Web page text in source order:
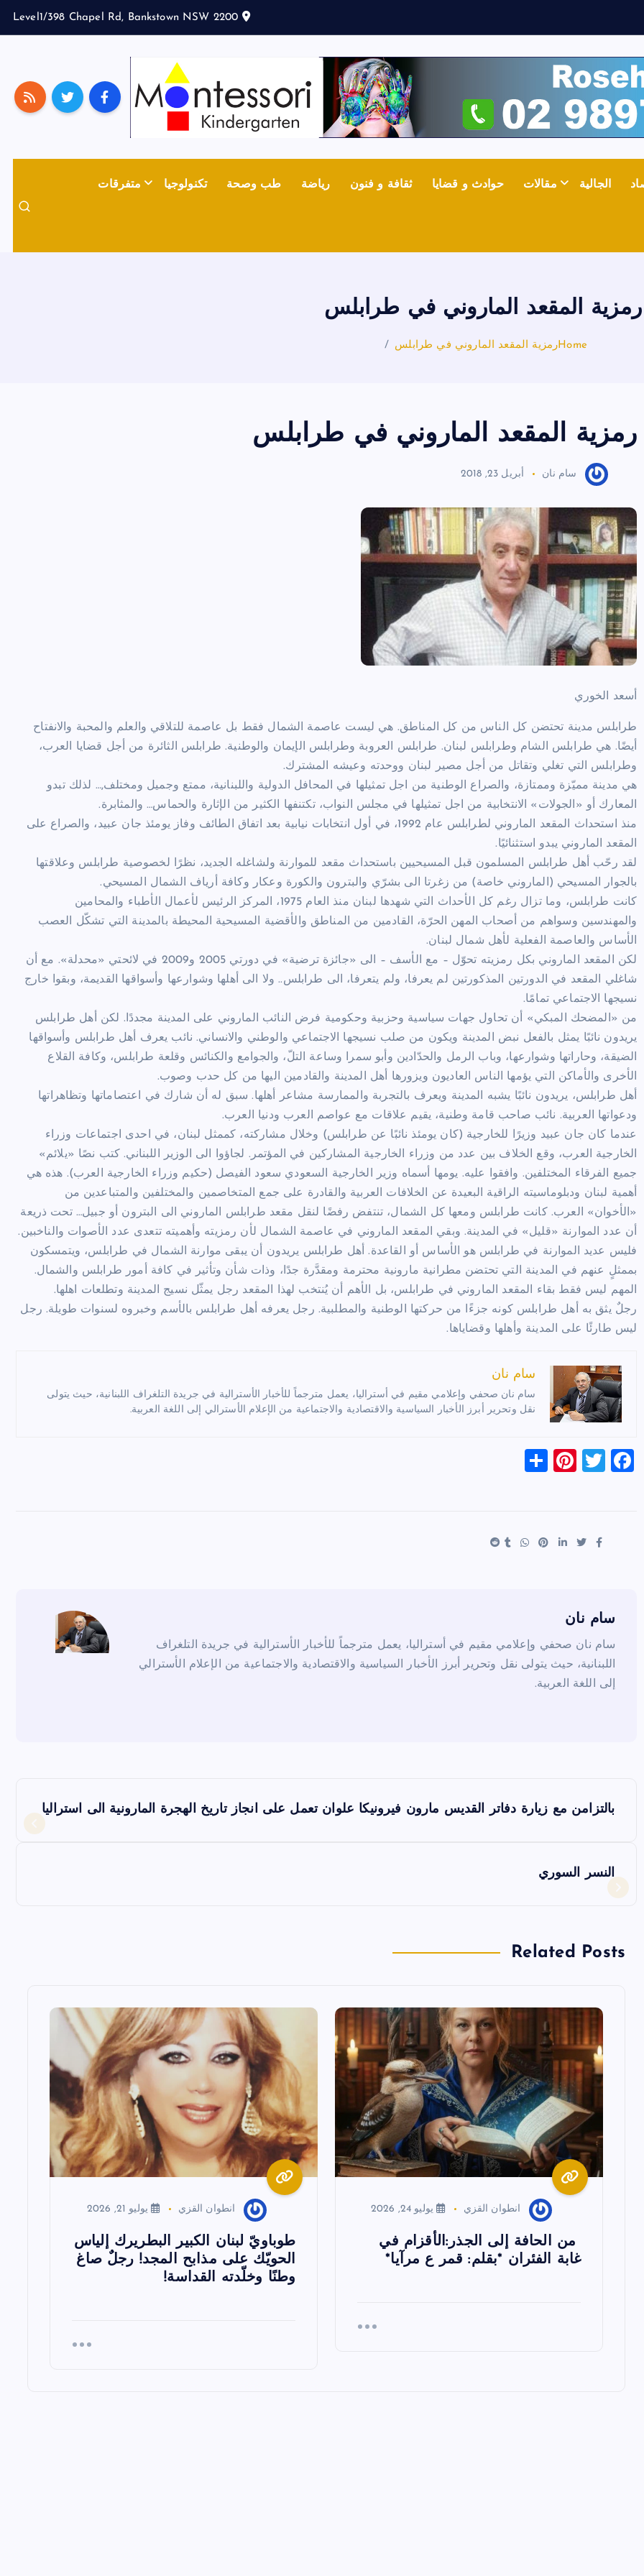
Level1/398 Chapel Rd, Bankstown NSW 2200
الجالية مقالات حوادث و قضايا ثقافة و فنون رياضة طب وصحة تكنولوجيا متفرقات
رمزية المقعد الماروني في طرابلس
Homeرمزية المقعد الماروني في طرابلس
رمزية المقعد الماروني في طرابلس
سام نان أبريل 23, 2018
أسعد الخوري
طرابلس مدينة تحتضن كل الناس من كل المناطق. هي ليست عاصمة الشمال فقط بل عاصمة للتلاقي والعلم والمحبة والانفتاح
أيضًا. هي طرابلس الشام وطرابلس لبنان. طرابلس العروبة وطرابلس الإيمان والوطنية. طرابلس الثائرة من أجل قضايا العرب،
وطرابلس التي تغلي وتقاتل من أجل مصير لبنان ووحدته وعيشه المشترك.
هي مدينة مميّزة وممتازة، والصراع الوطنية من اجل تمثيلها في المحافل الدولية واللبنانية، ممتع وجميل ومختلف,… لذلك تبدو
المعارك أو «الجولات» الانتخابية من اجل تمثيلها في مجلس النواب، تكتنفها الكثير من الإثارة والحماس… والمثابرة.
منذ استحداث المقعد الماروني لطرابلس عام 1992، في أول انتخابات نيابية بعد اتفاق الطائف وفاز يومئذ جان عبيد، والصراع على
المقعد الماروني يبدو استثنائيًا.
لقد رحّب أهل طرابلس المسلمون قبل المسيحيين باستحداث مقعد للموارنة ولشاغله الجديد، نظرًا لخصوصية طرابلس وعلاقتها
بالجوار المسيحي (الماروني خاصة) من زغرتا الى بشرّي والبترون والكورة وعكار وكافة أرياف الشمال المسيحي.
كانت طرابلس، وما تزال رغم كل الأحداث التي شهدها لبنان منذ العام 1975، المركز الرئيس لأعمال الأطباء والمحامين
والمهندسين وسواهم من أصحاب المهن الحرّة، القادمين من المناطق والأقضية المسيحية المحيطة بالمدينة التي تشكّل العصب
الأساس والعاصمة الفعلية لأهل شمال لبنان.
لكن المقعد الماروني بكل رمزيته تحوّل – مع الأسف – الى «جائزة ترضية» في دورتي 2005 و2009 في لائحتي «محدلة». مع أن
شاغلي المقعد في الدورتين المذكورتين لم يعرفا، ولم يتعرفا، الى طرابلس.. ولا الى أهلها وشوارعها وأسواقها القديمة، وبقوا خارج
نسيجها الاجتماعي تمامًا.
من «المضحك المبكي» أن تحاول جهات سياسية وحزبية وحكومية فرض النائب الماروني على المدينة مجددًا. لكن أهل طرابلس
يريدون نائبًا يمثل بالفعل نبض المدينة ويكون من صلب نسيجها الاجتماعي والوطني والانساني. نائب يعرف أهل طرابلس وأسواقها
الضيقة، وحاراتها وشوارعها، وباب الرمل والحدّادين وأبو سمرا وساعة التلّ، والجوامع والكنائس وقلعة طرابلس، وكافة القلاع
الأخرى والأماكن التي يؤمها الناس العاديون ويزورها أهل المدينة والقادمين اليها من كل حدب وصوب.
أهل طرابلس، يريدون نائبًا يشبه المدينة ويعرف بالتجربة والممارسة مشاعر أهلها. سبق له أن شارك في اعتصاماتها وتظاهراتها
ودعواتها العربية. نائب صاحب قامة وطنية، يقيم علاقات مع عواصم العرب ودنيا العرب.
عندما كان جان عبيد وزيرًا للخارجية (كان يومئذ نائبًا عن طرابلس) وخلال مشاركته، كممثل لبنان، في احدى اجتماعات وزراء
الخارجية العرب، وقع الخلاف بين عدد من وزراء الخارجية المشاركين في المؤتمر. لجاؤوا الى الوزير اللبناني. كتب نصًا «يلائم»
جميع الفرقاء المختلفين. وافقوا عليه. يومها أسماه وزير الخارجية السعودي سعود الفيصل (حكيم وزراء الخارجية العرب). هذه هي
أهمية لبنان ودبلوماسيته الراقية البعيدة عن الخلافات العربية والقادرة على جمع المتخاصمين والمختلفين والمتباعدين من
«الأخوان» العرب. كانت طرابلس ومعها كل الشمال، تنتفض رفضًا لنقل مقعد طرابلس الماروني الى البترون أو جبيل… تحت ذريعة
أن عدد الموارنة «قليل» في المدينة. وبقي المقعد الماروني في عاصمة الشمال لأن رمزيته وأهميته تتعدى عدد الأصوات والناخبين.
فليس عديد الموارنة في طرابلس هو الأساس أو القاعدة. أهل طرابلس يريدون أن يبقى موارنة الشمال في طرابلس، ويتمسكون
بممثلٍ عنهم في المدينة التي تحتضن مطرانية مارونية محترمة ومقدَّرة جدًا، وذات شأن وتأثير في كافة أمور طرابلس والشمال.
المهم ليس فقط بقاء المقعد الماروني في طرابلس، بل الأهم أن يُنتخب لهذا المقعد رجل يمثّل نسيج المدينة وتطلعات اهلها.
رجلٌ يثق به أهل طرابلس كونه جزءًا من حركتها الوطنية والمطلبية. رجل يعرفه أهل طرابلس بالأسم وخبروه لسنوات طويلة. رجل
ليس طارئًا على المدينة وأهلها وقضاياها.
سام نان
سام نان صحفي وإعلامي مقيم في أستراليا، يعمل مترجماً للأخبار الأسترالية في جريدة التلغراف اللبنانية، حيث يتولى
نقل وتحرير أبرز الأخبار السياسية والاقتصادية والاجتماعية من الإعلام الأسترالي إلى اللغة العربية.
F
b
k
T
Pi
t
سام نان
سام نان صحفي وإعلامي مقيم في أستراليا، يعمل مترجماً للأخبار الأسترالية في جريدة التلغراف
اللبنانية، حيث يتولى نقل وتحرير أبرز الأخبار السياسية والاقتصادية والاجتماعية من الإعلام الأسترالي
إلى اللغة العربية.
فّ
بالتزامن مع زيارة دفاتر القديس مارون فيرونيكا علوان تعمل على انجاز تاريخ الهجرة المارونية الى استراليا
النسر السوري
Related Posts
انطوان القزي يوليو 24, 2026
من الحافة إلى الجذر:الأقزام في
غابة الفئران *بقلم: قمر ع مرآيا*
انطوان القزي يوليو 21, 2026
طوباويّ لبنان الكبير البطريرك إلياس
الحويّك على مذابح المجد! رجلٌ صاغ
وطنًا وخلّدته القداسة!